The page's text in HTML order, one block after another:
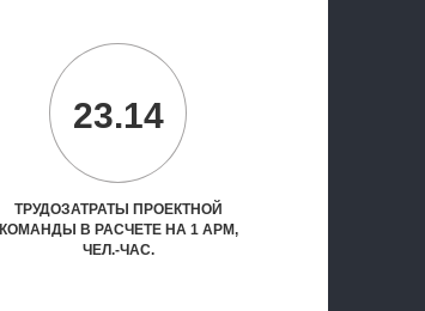
23.14
ТРУДОЗАТРАТЫ ПРОЕКТНОЙ
КОМАНДЫ В РАСЧЕТЕ НА 1 АРМ,
ЧЕЛ.-ЧАС.